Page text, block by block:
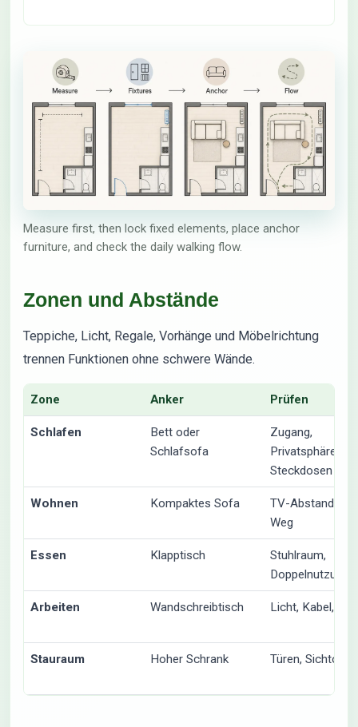
Measure first, then lock fixed elements, place anchor
furniture, and check the daily walking flow.
Zonen und Abstände
Teppiche, Licht, Regale, Vorhänge und Möbelrichtung
trennen Funktionen ohne schwere Wände.
Zone Anker Prüfen
Schlafen
Bett oder
Schlafsofa
Zugang,
Privatsphäre,
Steckdosen
Wohnen Kompaktes Sofa
TV-Abstand,
Weg
Essen Klapptisch
Stuhlraum,
Doppelnutzung
Arbeiten Wandschreibtisch Licht, Kabel,
Stauraum Hoher Schrank Türen,